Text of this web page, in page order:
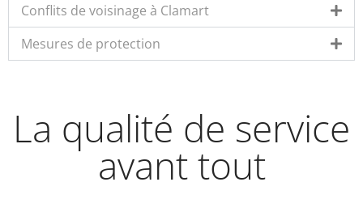
Conflits de voisinage à Clamart
Mesures de protection
La qualité de service
avant tout